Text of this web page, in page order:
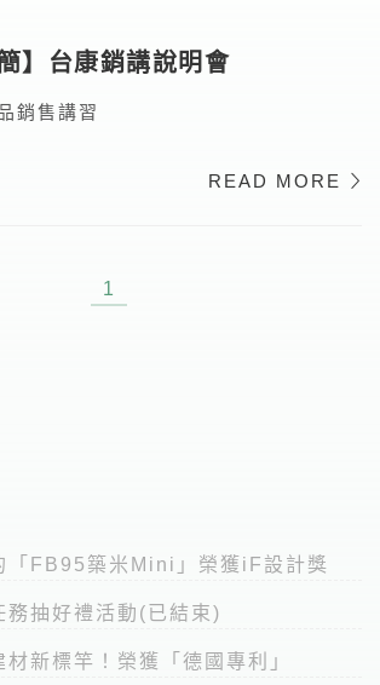
】台康銷講說明會
銷售講習
READ MORE
1
「FB95築米Mini」榮獲iF設計獎
務抽好禮活動(已結束)
新標竿！榮獲「德國專利」